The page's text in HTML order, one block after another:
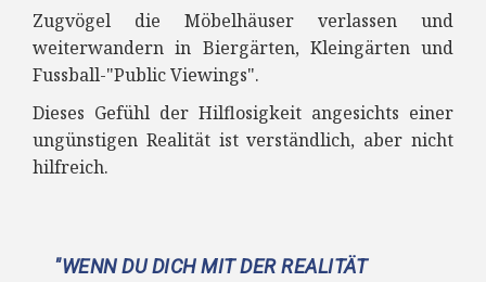
Zugvögel die Möbelhäuser verlassen und
weiterwandern in Biergärten, Kleingärten und
Fussball-"Public Viewings".
Dieses Gefühl der Hilflosigkeit angesichts einer
ungünstigen Realität ist verständlich, aber nicht
hilfreich.
"WENN DU DICH MIT DER REALITÄT